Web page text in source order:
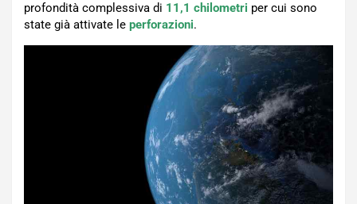
profondità complessiva di 11,1 chilometri per cui sono
state già attivate le perforazioni.